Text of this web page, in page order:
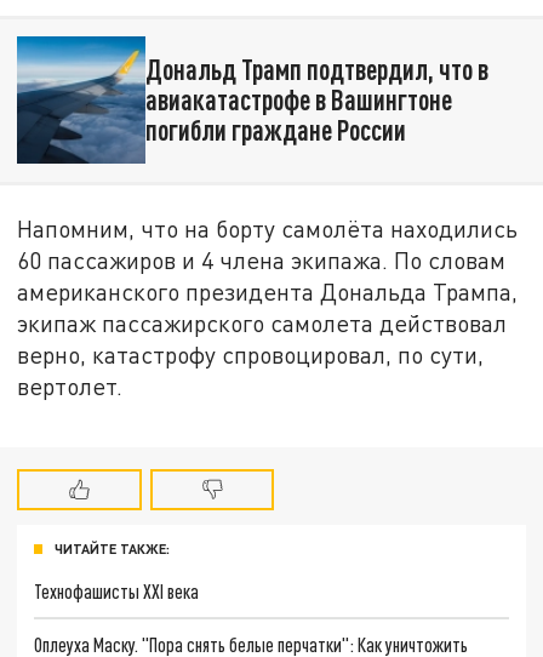
Дональд Трамп подтвердил, что в
авиакатастрофе в Вашингтоне
погибли граждане России
Напомним, что на борту самолёта находились
60 пассажиров и 4 члена экипажа. По словам
американского президента Дональда Трампа,
экипаж пассажирского самолета действовал
верно, катастрофу спровоцировал, по сути,
вертолет.
ЧИТАЙТЕ ТАКЖЕ:
Технофашисты XXI века
Оплеуха Маску. "Пора снять белые перчатки": Как уничтожить